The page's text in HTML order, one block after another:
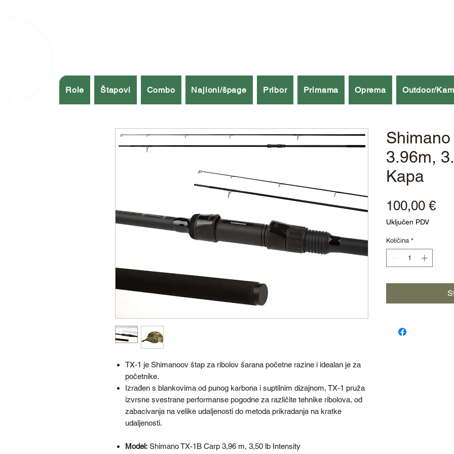
Role Štapovi Combo Najloni/špage Pribor Primama Oprema Outdoor/
TX-1 je Shimanoov štap za ribolov šarana početne razine i idealan je za
početnike.
Izrađen s blankovima od punog karbona i suptilnim dizajnom, TX-1 pruža
izvrsne svestrane performanse pogodne za različite tehnike ribolova, od
zabacivanja na velike udaljenosti do metoda prikradanja na kratke
udaljenosti.
Model: Shimano TX-1B Carp 3,96 m, 3,50 lb Intensity
3.96m,
Kapa
100,00 €
Uključen PDV
Količina *